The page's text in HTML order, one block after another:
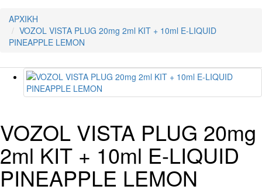
ΑΡΧΙΚΗ
VOZOL VISTA PLUG 20mg 2ml KIT + 10ml E-LIQUID
PINEAPPLE LEMON
VOZOL VISTA PLUG 20mg
2ml KIT + 10ml E-LIQUID
PINEAPPLE LEMON